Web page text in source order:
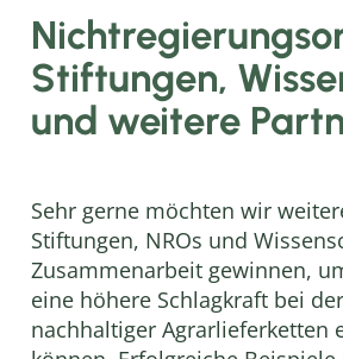
Stiftungen,
und weitere
Sehr gerne möchten wir
Stiftungen, NROs und
Zusammenarbeit gewinnen,
eine höhere Schlagkraft bei
nachhaltiger Agrarlieferketten